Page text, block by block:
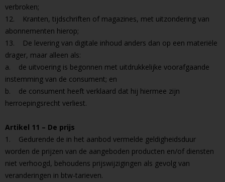
verbroken;
12. Kranten, tijdschriften of magazines, met uitzondering van
abonnementen hierop;
13. De levering van digitale inhoud anders dan op een materiële
drager, maar alleen als:
a. de uitvoering is begonnen met uitdrukkelijke voorafgaande
instemming van de consument; en
b. de consument heeft verklaard dat hij hiermee zijn
herroepingsrecht verliest.
Artikel 11 – De prijs
1. Gedurende de in het aanbod vermelde geldigheidsduur
worden de prijzen van de aangeboden producten en/of diensten
niet verhoogd, behoudens prijswijzigingen als gevolg van
veranderingen in btw-tarieven.